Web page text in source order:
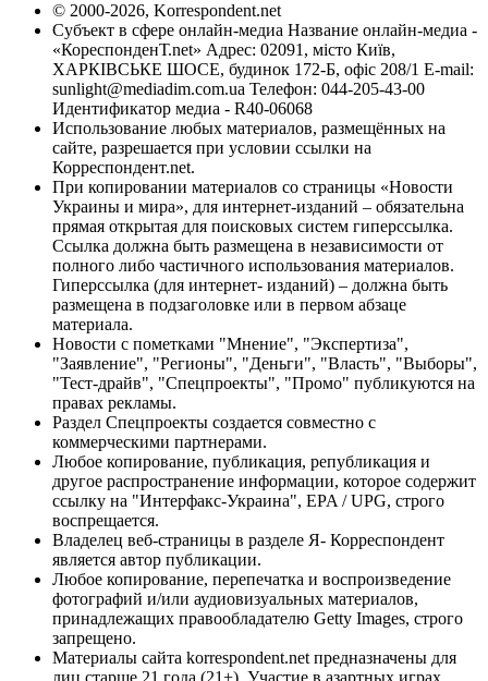
© 2000-2026, Korrespondent.net
Субъект в сфере онлайн-медиа Название онлайн-медиа -
«КореспонденТ.net» Адрес: 02091, місто Київ,
ХАРКІВСЬКЕ ШОСЕ, будинок 172-Б, офіс 208/1 E-mail:
sunlight@mediadim.com.ua Телефон: 044-205-43-00
Идентификатор медиа - R40-06068
Использование любых материалов, размещённых на
сайте, разрешается при условии ссылки на
Корреспондент.net.
При копировании материалов со страницы «Новости
Украины и мира», для интернет-изданий – обязательна
прямая открытая для поисковых систем гиперссылка.
Ссылка должна быть размещена в независимости от
полного либо частичного использования материалов.
Гиперссылка (для интернет- изданий) – должна быть
размещена в подзаголовке или в первом абзаце
материала.
Новости с пометками "Мнение", "Экспертиза",
"Заявление", "Регионы", "Деньги", "Власть", "Выборы",
"Тест-драйв", "Спецпроекты", "Промо" публикуются на
правах рекламы.
Раздел Спецпроекты создается совместно с
коммерческими партнерами.
Любое копирование, публикация, републикация и
другое распространение информации, которое содержит
ссылку на "Интерфакс-Украина", EPA / UPG, строго
воспрещается.
Владелец веб-страницы в разделе Я- Корреспондент
является автор публикации.
Любое копирование, перепечатка и воспроизведение
фотографий и/или аудиовизуальных материалов,
принадлежащих правообладателю Getty Images, строго
запрещено.
Материалы сайта korrespondent.net предназначены для